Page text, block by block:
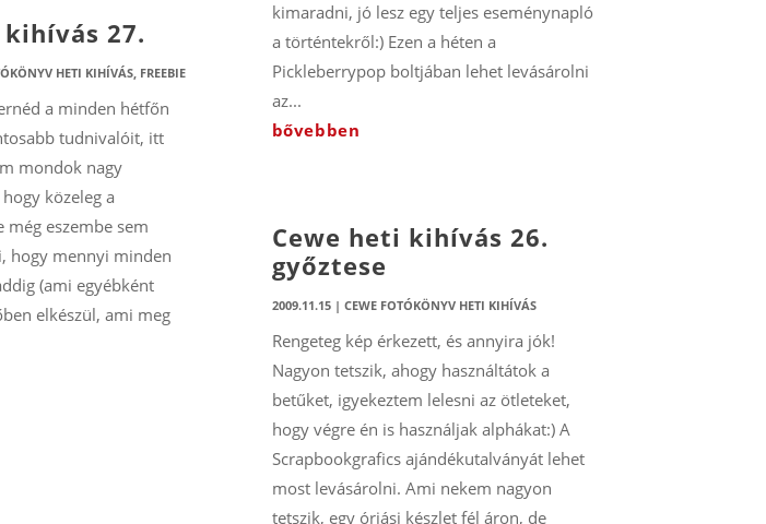
27.
HETI KIHÍVÁS, FREEBIE
a minden hétfőn
tudnivalóit, itt
mondok nagy
közeleg a
még eszembe sem
hogy mennyi minden
(ami egyébként
elkészül, ami meg
kimaradni, jó lesz egy teljes eseménynapló
a történtekről:) Ezen a héten a
Pickleberrypop boltjában lehet levásárolni
az...
bővebben
Cewe heti kihívás 26.
győztese
2009.11.15| CEWE FOTÓKÖNYV HETI KIHÍVÁS
Rengeteg kép érkezett, és annyira jók!
Nagyon tetszik, ahogy használtátok a
betűket, igyekeztem lelesni az ötleteket,
hogy végre én is használjak alphákat:) A
Scrapbookgrafics ajándékutalványát lehet
most levásárolni. Ami nekem nagyon
tetszik, egy óriási készlet fél áron, de